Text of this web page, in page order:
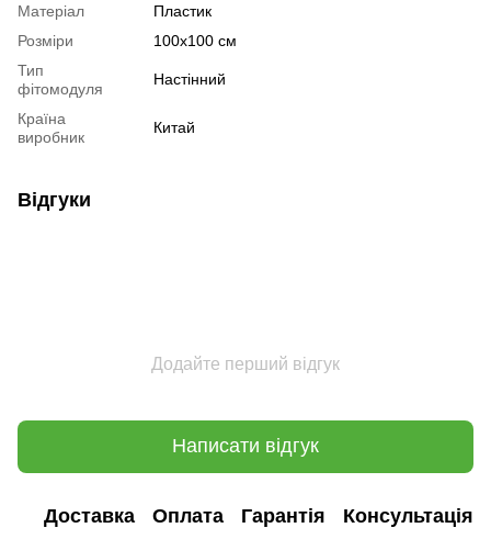
Матеріал
Пластик
Розміри
100х100 см
Тип
фітомодуля
Настінний
Країна
виробник
Китай
Відгуки
Додайте перший відгук
Написати відгук
Доставка Оплата Гарантія Консультація